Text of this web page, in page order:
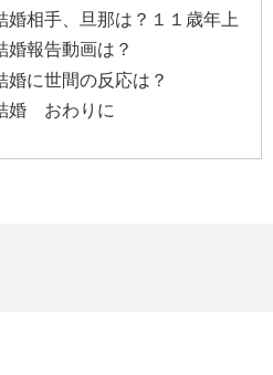
婚相手、旦那は？１１歳年上
婚報告動画は？
婚に世間の反応は？
婚 おわりに